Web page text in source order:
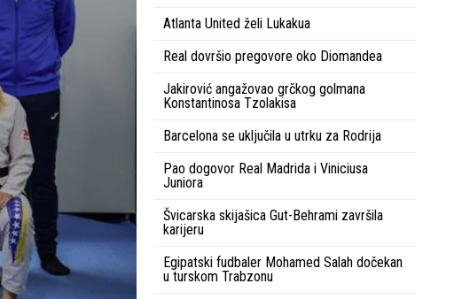
Atlanta United želi Lukakua
Real dovršio pregovore oko Diomandea
Jakirović angažovao grčkog golmana
Konstantinosa Tzolakisa
Barcelona se uključila u utrku za Rodrija
Pao dogovor Real Madrida i Viniciusa
Juniora
Švicarska skijašica Gut-Behrami završila
karijeru
Egipatski fudbaler Mohamed Salah dočekan
u turskom Trabzonu